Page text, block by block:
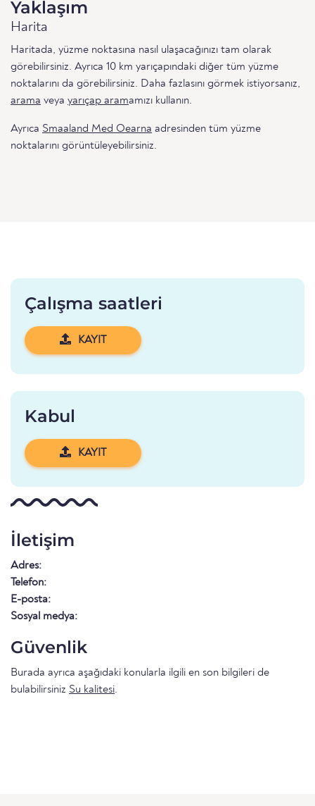
Yaklaşım
Harita
Haritada, yüzme noktasına nasıl ulaşacağınızı tam olarak
görebilirsiniz. Ayrıca 10 km yarıçapındaki diğer tüm yüzme
noktalarını da görebilirsiniz. Daha fazlasını görmek istiyorsanız,
arama veya yarıçap aramamızı kullanın.
Ayrıca Smaaland Med Oearna adresinden tüm yüzme
noktalarını görüntüleyebilirsiniz.
Çalışma saatleri
KAYIT
Kabul
KAYIT
İletişim
Adres:
Telefon:
E-posta:
Sosyal medya:
Güvenlik
Burada ayrıca aşağıdaki konularla ilgili en son bilgileri de
bulabilirsiniz Su kalitesi.